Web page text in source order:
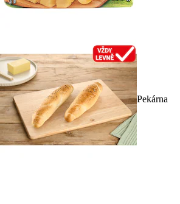
Pekárna